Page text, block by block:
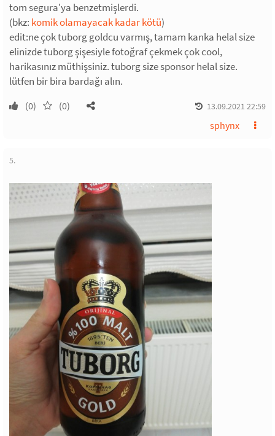
tom segura'ya benzetmişlerdi.
(bkz: komik olamayacak kadar kötü)
edit:ne çok tuborg goldcu varmış, tamam kanka helal size
elinizde tuborg şişesiyle fotoğraf çekmek çok cool,
harikasınız müthişsiniz. tuborg size sponsor helal size.
lütfen bir bira bardağı alın.
(0) (0) 13.09.2021 22:59
sphynx
5.